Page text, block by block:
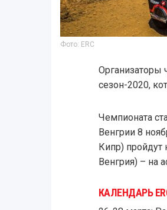
Фото: ERC
Организаторы
сезон-2020,
Чемпионата
Венгрии 8
Кипр) пройдут
Венгрия) – на
КАЛЕНДАРЬ